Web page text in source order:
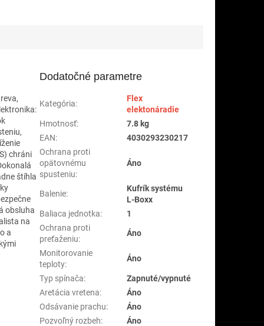
chráni
štíhla
obsluha
na
a
Dodatočné parametre
Kategória:
Flex
elektonáradie
Hmotnosť:
7.8 kg
EAN:
4030293230217
Ochrana proti
opätovnému
spusteniu:
Áno
Balenie:
Kufrík systému
L-Boxx
Baliaca jednotka:
1
Ochrana proti
preťaženiu:
Áno
Monitorovanie
teploty:
Áno
Typ spínača:
Zapnuté/vypnuté
Aretácia vretena:
Áno
Odsávanie prachu:
Áno
Pozvoľný rozbeh:
Áno